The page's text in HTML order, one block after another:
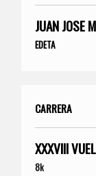
JUAN JOSE
EDETA
CARRERA
XXXVIII
8k